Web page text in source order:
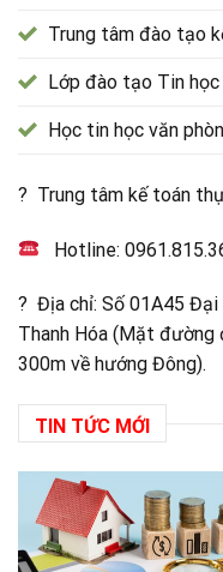
Trung tâm đào tạo
Lớp đào tạo Tin học
Học tin học văn
? Trung tâm kế toán
Hotline:
? Địa chỉ: Số 01A45
Thanh Hóa (Mặt đường
300m về hướng Đông).
TIN TỨC MỚI